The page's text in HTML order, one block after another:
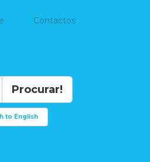
Contactos
Procurar!
to English